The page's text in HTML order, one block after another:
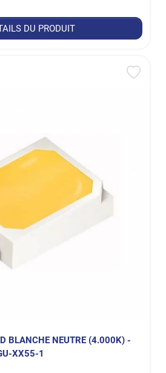
DU PRODUIT
BLANCHE NEUTRE (4.000K) -
XX55-1